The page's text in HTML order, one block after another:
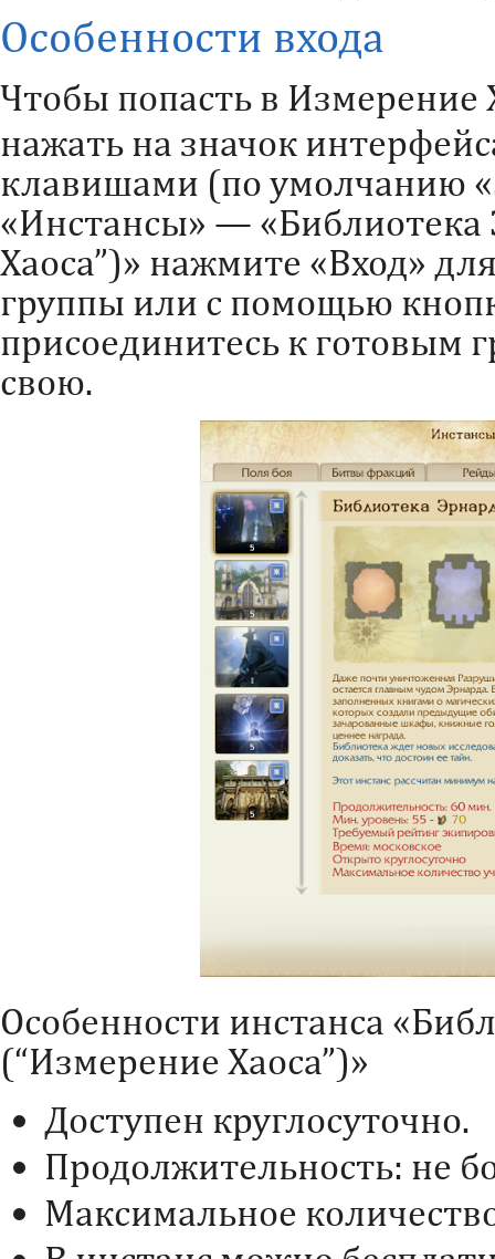
Особенности входа
Чтобы попасть в Измерение
нажать на значок
клавишами (по умолчанию
«Инстансы» — «Библиотека
Хаоса”)» нажмите «Вход»
группы или с помощью
присоединитесь к готовым
свою.
Особенности инстанса
(“Измерение Хаоса”)»
Доступен круглосуточно.
Продолжительность: не
Максимальное